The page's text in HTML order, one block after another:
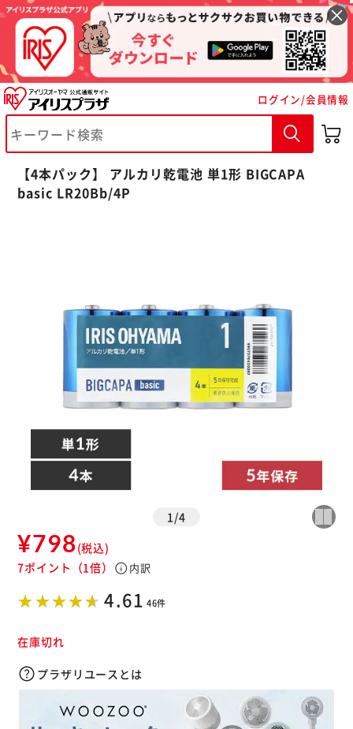
ログイン/会員情報
【4本パック】 アルカリ乾電池 単1形 BIGCAPA
basic LR20Bb/4P
1 /4
¥798(税込)
7ポイント （1倍） info内訳
4.61 46件
在庫切れ
プラザリユースとは
※ご確認ください
カートに入れる